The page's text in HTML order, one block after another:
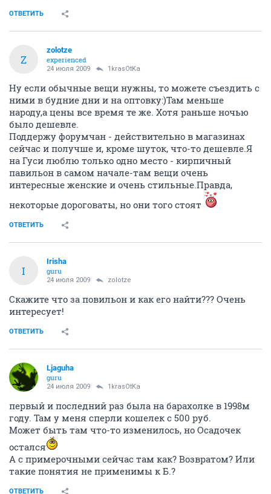
ОТВЕТИТЬ
Z
zolotze
experienced
24 июля 2009 1krasOtKa
Ну если обычные вещи нужны, то можете съездить с
ними в будние дни и на оптовку:)Там меньше
народу,а цены все время те же. Хотя раньше ночью
было дешевле.
Поддержу форумчан - действительно в магазинах
сейчас и получше и, кроме шуток, что-то дешевле.Я
на Гуси люблю только одно место - кирпичный
павильон в самом начале-там вещи очень
интересные женские и очень стильные.Правда,
некоторые дороговаты, но они того стоят
ОТВЕТИТЬ
I
Irisha
guru
24 июля 2009 zolotze
Скажите что за повильон и как его найти??? Очень
интересует!
ОТВЕТИТЬ
Ljaguha
guru
24 июля 2009 1krasOtKa
первый и последний раз была на барахолке в 1998м
году. Там у меня сперли кошелек с 500 руб.
Может быть там что-то изменилось, но Осадочек
остался
А с примерочными сейчас там как? Возвратом? Или
такие понятия не применимы к Б.?
ОТВЕТИТЬ